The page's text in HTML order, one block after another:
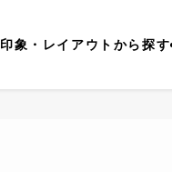
印象・レイアウトから探す